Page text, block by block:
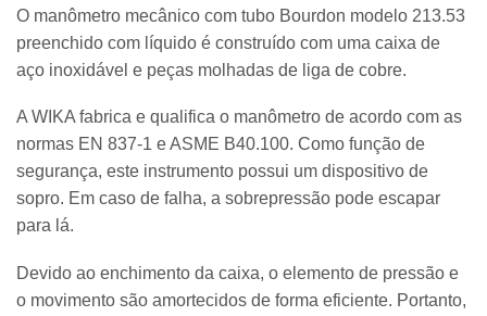
O manômetro mecânico com tubo Bourdon modelo 213.53
preenchido com líquido é construído com uma caixa de
aço inoxidável e peças molhadas de liga de cobre.
A WIKA fabrica e qualifica o manômetro de acordo com as
normas EN 837-1 e ASME B40.100. Como função de
segurança, este instrumento possui um dispositivo de
sopro. Em caso de falha, a sobrepressão pode escapar
para lá.
Devido ao enchimento da caixa, o elemento de pressão e
o movimento são amortecidos de forma eficiente. Portanto,